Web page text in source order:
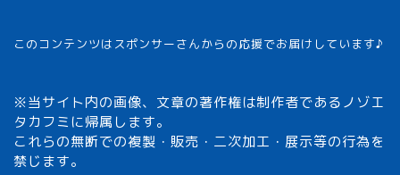
このコンテンツはスポンサーさんからの応援でお届けしています♪
※当サイト内の画像、文章の著作権は制作者であるノゾエ
タカフミに帰属します。
これらの無断での複製・販売・二次加工・展示等の行為を
禁じます。